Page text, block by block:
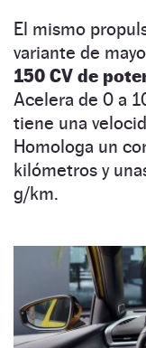
El mismo
variante de
150 CV de
Acelera de 0 a
tiene una
Homologa un
kilómetros y
g/km.